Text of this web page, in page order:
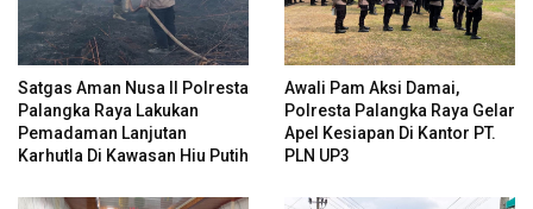
Satgas Aman Nusa II Polresta
Palangka Raya Lakukan
Pemadaman Lanjutan
Karhutla Di Kawasan Hiu Putih
Awali Pam Aksi Damai,
Polresta Palangka Raya Gelar
Apel Kesiapan Di Kantor PT.
PLN UP3